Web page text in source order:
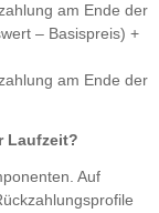
am Ende der
– Basispreis) +
am Ende der
Laufzeit?
Auf